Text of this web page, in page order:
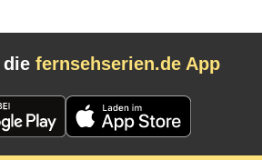
fernsehserien.de App